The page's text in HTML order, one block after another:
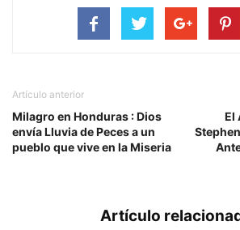
Artículo anterior
Milagro en Honduras : Dios
envía Lluvia de Peces a un
pueblo que vive en la Miseria
El
Artículo